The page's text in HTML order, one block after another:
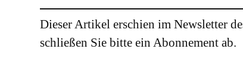
Dieser Artikel erschien im Newsletter
schließen Sie bitte ein Abonnement ab.